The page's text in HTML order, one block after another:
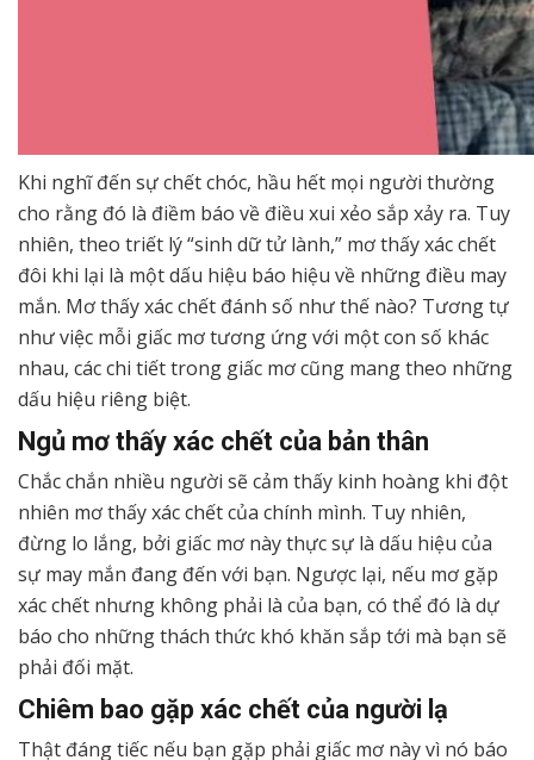
Khi nghĩ đến sự chết chóc, hầu hết mọi người thường
cho rằng đó là điềm báo về điều xui xẻo sắp xảy ra. Tuy
nhiên, theo triết lý “sinh dữ tử lành,” mơ thấy xác chết
đôi khi lại là một dấu hiệu báo hiệu về những điều may
mắn. Mơ thấy xác chết đánh số như thế nào? Tương tự
như việc mỗi giấc mơ tương ứng với một con số khác
nhau, các chi tiết trong giấc mơ cũng mang theo những
dấu hiệu riêng biệt.
Ngủ mơ thấy xác chết của bản thân
Chắc chắn nhiều người sẽ cảm thấy kinh hoàng khi đột
nhiên mơ thấy xác chết của chính mình. Tuy nhiên,
đừng lo lắng, bởi giấc mơ này thực sự là dấu hiệu của
sự may mắn đang đến với bạn. Ngược lại, nếu mơ gặp
xác chết nhưng không phải là của bạn, có thể đó là dự
báo cho những thách thức khó khăn sắp tới mà bạn sẽ
phải đối mặt.
Chiêm bao gặp xác chết của người lạ
Thật đáng tiếc nếu bạn gặp phải giấc mơ này vì nó báo